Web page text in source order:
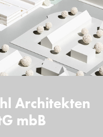
Architekten
mbB